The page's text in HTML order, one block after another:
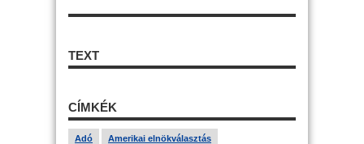
TEXT
CÍMKÉK
Adó Amerikai elnökválasztás